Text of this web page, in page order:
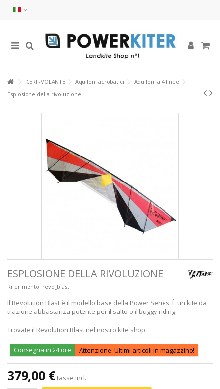
CERF-VOLANTE Aquiloni acrobatici
Aquiloni a 4 linee
Esplosione della rivoluzione
ESPLOSIONE DELLA RIVOLUZIONE
Riferimento: revo_blast
Il Revolution Blast è il modello base della Power Series. È un kite da
trazione abbastanza potente per il salto o il buggy riding.
Trovate il Revolution Blast nel nostro kite shop.
Consegna in 24 ore Attenzione: Ultimi articoli in magazzino!
379,00 €tasse incl.